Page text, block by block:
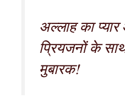
अल्लाह का
प्रियजनों के
मुबारक!